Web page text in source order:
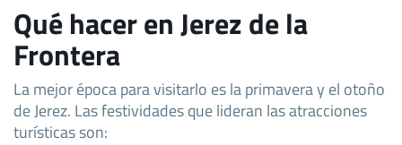
Qué hacer en Jerez de la
Frontera
La mejor época para visitarlo es la primavera y el otoño
de Jerez. Las festividades que lideran las atracciones
turísticas son: